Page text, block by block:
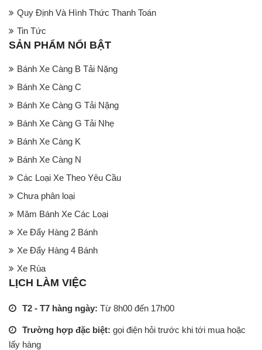
Quy Định Và Hình Thức Thanh Toán
Tin Tức
SẢN PHẨM NỔI BẬT
Bánh Xe Càng B Tải Nặng
Bánh Xe Càng C
Bánh Xe Càng G Tải Nặng
Bánh Xe Càng G Tải Nhẹ
Bánh Xe Càng K
Bánh Xe Càng N
Các Loại Xe Theo Yêu Cầu
Chưa phân loại
Mâm Bánh Xe Các Loại
Xe Đẩy Hàng 2 Bánh
Xe Đẩy Hàng 4 Bánh
Xe Rùa
LỊCH LÀM VIỆC
T2 - T7 hàng ngày: Từ 8h00 đến 17h00
Trường hợp đặc biệt: gọi điện hỏi trước khi tới mua hoặc
lấy hàng